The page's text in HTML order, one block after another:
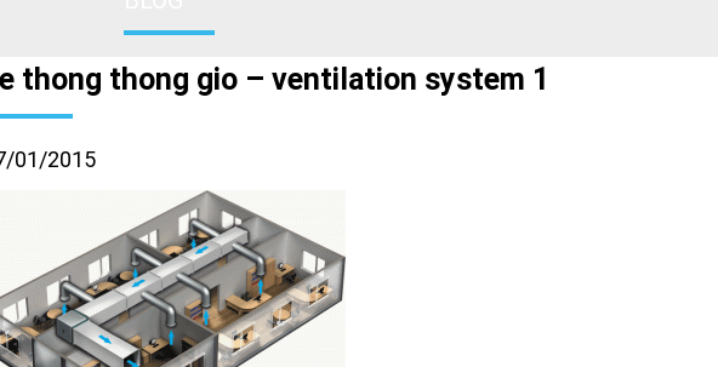
thong thong gio – ventilation system 1
01/2015